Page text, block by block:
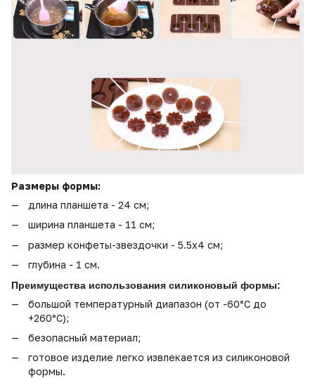
Размеры формы:
длина планшета - 24 см;
ширина планшета - 11 см;
размер конфеты-звездочки - 5.5х4 см;
глубина - 1 см.
Преимущества использования силиконовый формы:
большой температурный диапазон (от -60°C до
+260°C);
безопасный материал;
готовое изделие легко извлекается из силиконовой
формы.